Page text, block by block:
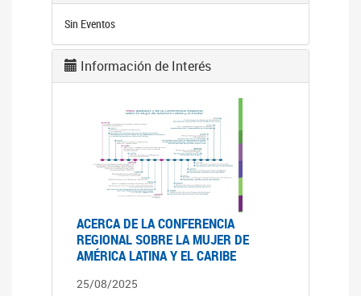
Sin Eventos
Información de Interés
ACERCA DE LA CONFERENCIA
REGIONAL SOBRE LA MUJER DE
AMÉRICA LATINA Y EL CARIBE
25/08/2025